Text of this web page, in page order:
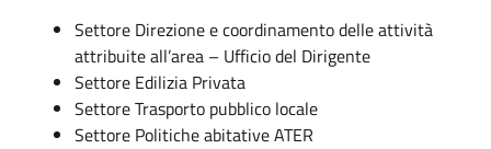
Settore Direzione e coordinamento delle attività
attribuite all’area – Ufficio del Dirigente
Settore Edilizia Privata
Settore Trasporto pubblico locale
Settore Politiche abitative ATER